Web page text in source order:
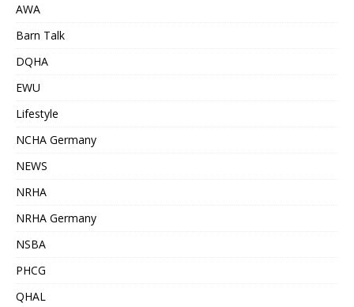
AWA
Barn Talk
DQHA
EWU
Lifestyle
NCHA Germany
NEWS
NRHA
NRHA Germany
NSBA
PHCG
QHAL